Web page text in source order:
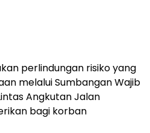
perlindungan risiko yang
melalui Sumbangan Wajib
Angkutan Jalan
bagi korban